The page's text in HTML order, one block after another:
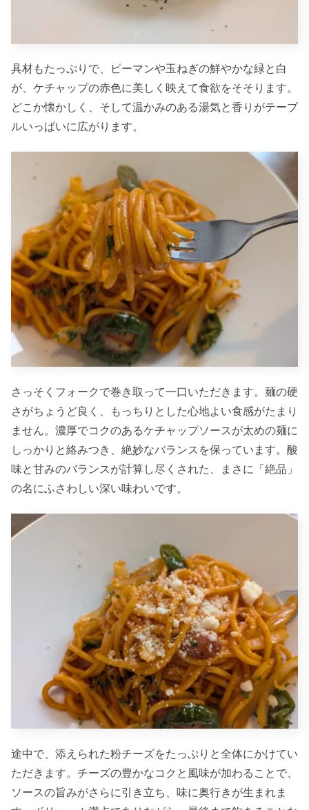
具材もたっぷりで、ピーマンや玉ねぎの鮮やかな緑と白
が、ケチャップの赤色に美しく映えて食欲をそそります。
どこか懐かしく、そして温かみのある湯気と香りがテーブ
ルいっぱいに広がります。
さっそくフォークで巻き取って一口いただきます。麺の硬
さがちょうど良く、もっちりとした心地よい食感がたまり
ません。濃厚でコクのあるケチャップソースが太めの麺に
しっかりと絡みつき、絶妙なバランスを保っています。酸
味と甘みのバランスが計算し尽くされた、まさに「絶品」
の名にふさわしい深い味わいです。
途中で、添えられた粉チーズをたっぷりと全体にかけてい
ただきます。チーズの豊かなコクと風味が加わることで、
ソースの旨みがさらに引き立ち、味に奥行きが生まれま